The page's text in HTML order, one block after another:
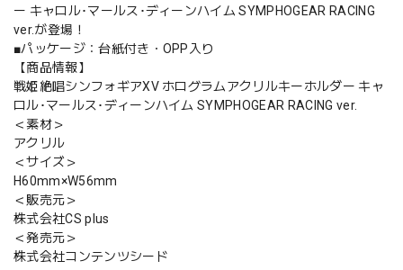
ー キャロル･マールス･ディーンハイム SYMPHOGEAR RACING
ver.が登場！
■パッケージ：台紙付き・OPP入り
【商品情報】
戦姫絶唱シンフォギアXV ホログラムアクリルキーホルダー キャ
ロル･マールス･ディーンハイム SYMPHOGEAR RACING ver.
＜素材＞
アクリル
＜サイズ＞
H60mm×W56mm
＜販売元＞
株式会社CS plus
＜発売元＞
株式会社コンテンツシード